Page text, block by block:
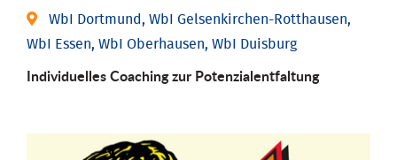
WbI Dortmund, WbI Gelsenkirchen-Rotthausen,
WbI Essen, WbI Oberhausen, WbI Duisburg
Individuelles Coaching zur Potenzialentfaltung